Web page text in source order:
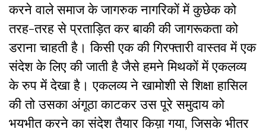
करने वाले समाज के जागरुक नागरिकों में कुछेक को
तरह-तरह से प्रताड़ित कर बाकी की जागरूकता को
डराना चाहती है। किसी एक की गिरफ्तारी वास्तव में एक
संदेश के लिए की जाती है जैसे हमने मिथकों में एकलव्य
के रुप में देखा है। एकलव्य ने खामोशी से शिक्षा हासिल
की तो उसका अंगूठा काटकर उस पूरे समुदाय को
भयभीत करने का संदेश तैयार किय़ा गया, जिसके भीतर